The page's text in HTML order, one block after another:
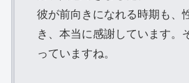
彼が前向きになれる時期も、
き、本当に感謝しています。
っていますね。